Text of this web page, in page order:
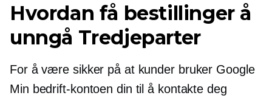
Hvordan få bestillinger å
unngå Tredjeparter
For å være sikker på at kunder bruker Google
Min bedrift-kontoen din til å kontakte deg